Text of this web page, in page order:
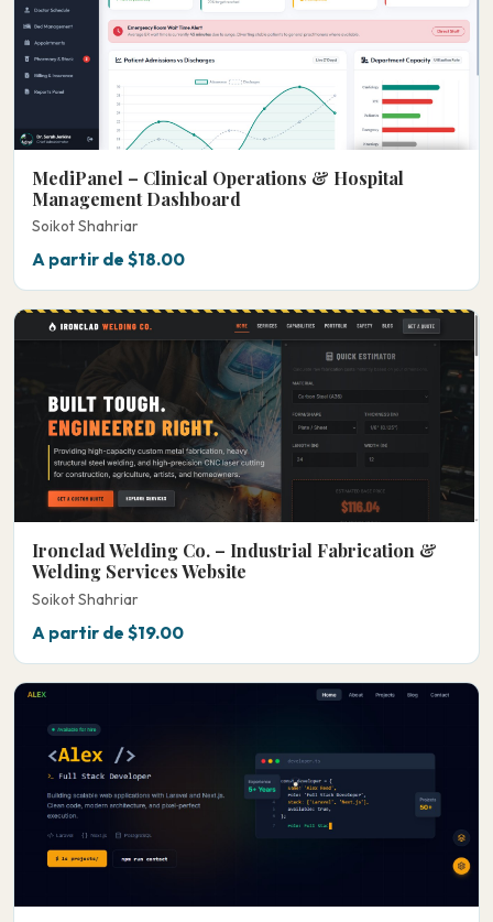
MediPanel – Clinical Operations & Hospital
Management Dashboard
Soikot Shahriar
A partir de $18.00
Ironclad Welding Co. – Industrial Fabrication &
Welding Services Website
Soikot Shahriar
A partir de $19.00